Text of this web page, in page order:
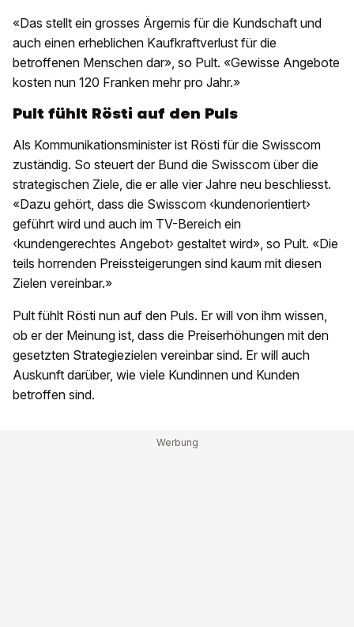
«Das stellt ein grosses Ärgernis für die Kundschaft und
auch einen erheblichen Kaufkraftverlust für die
betroffenen Menschen dar», so Pult. «Gewisse Angebote
kosten nun 120 Franken mehr pro Jahr.»
Pult fühlt Rösti auf den Puls
Als Kommunikationsminister ist Rösti für die Swisscom
zuständig. So steuert der Bund die Swisscom über die
strategischen Ziele, die er alle vier Jahre neu beschliesst.
«Dazu gehört, dass die Swisscom ‹kundenorientiert›
geführt wird und auch im TV-Bereich ein
‹kundengerechtes Angebot› gestaltet wird», so Pult. «Die
teils horrenden Preissteigerungen sind kaum mit diesen
Zielen vereinbar.»
Pult fühlt Rösti nun auf den Puls. Er will von ihm wissen,
ob er der Meinung ist, dass die Preiserhöhungen mit den
gesetzten Strategiezielen vereinbar sind. Er will auch
Auskunft darüber, wie viele Kundinnen und Kunden
betroffen sind.